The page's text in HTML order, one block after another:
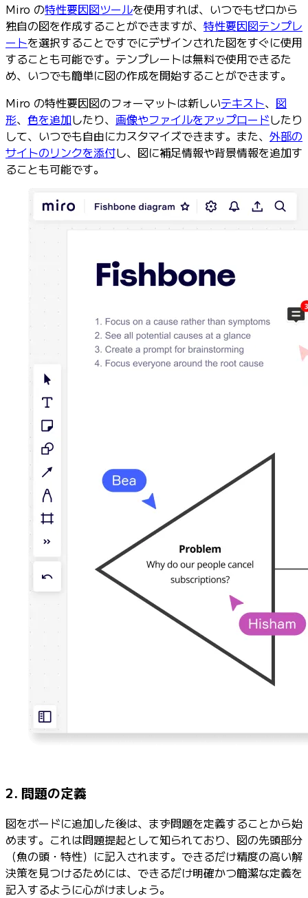
Miro の特性要因図ツールを使用すれば、いつでもゼロから
独自の図を作成することができますが、 特性要因図テンプレ
ートを選択することですでにデザインされた図をすぐに使用
することも可能です。テンプレートは無料で使用できるた
め、いつでも簡単に図の作成を開始することができます。
Miro の特性要因図のフォーマットは新しいテキスト、 図
形、 色を追加したり、 画像やファイルをアップロードしたり
して、いつでも自由にカスタマイズできます。また、 外部の
サイトのリンクを添付し、図に補足情報や背景情報を追加す
ることも可能です。
2. 問題の定義
図をボードに追加した後は、まず問題を定義することから始
めます。これは問題提起として知られており、図の先頭部分
（魚の頭・特性）に記入されます。できるだけ精度の高い解
決策を見つけるためには、できるだけ明確かつ簡潔な定義を
記入するように心がけましょう。